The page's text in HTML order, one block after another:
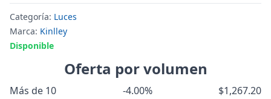
Categoría: Luces
Marca: Kinlley
Disponible
Oferta por volumen
Más de 10 -4.00% $1,267.20